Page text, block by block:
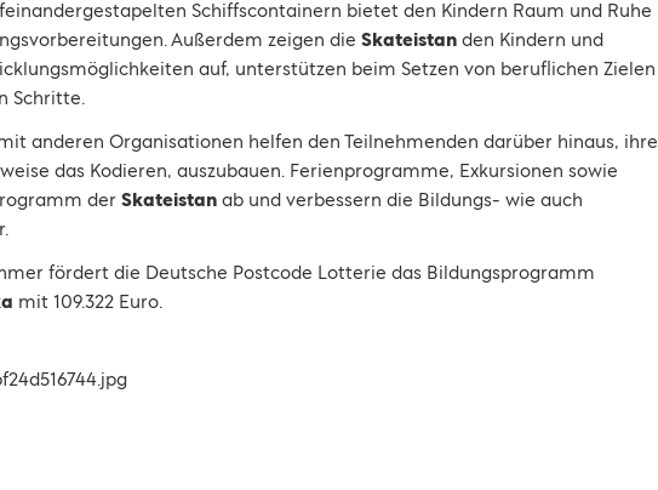
Schiffscontainern bietet den Kindern Raum und Ruhe
Außerdem zeigen die Skateistan den Kindern und
auf, unterstützen beim Setzen von beruflichen Zielen
Schritte.
anderen Organisationen helfen den Teilnehmenden darüber hinaus, ihre
das Kodieren, auszubauen. Ferienprogramme, Exkursionen sowie
der Skateistan ab und verbessern die Bildungs- wie auch
fördert die Deutsche Postcode Lotterie das Bildungsprogramm
mit 109.322 Euro.